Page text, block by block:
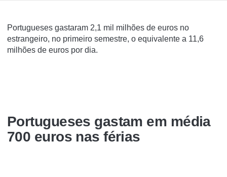
Portugueses gastaram 2,1 mil milhões de euros no
estrangeiro, no primeiro semestre, o equivalente a 11,6
milhões de euros por dia.
Portugueses gastam em média
700 euros nas férias